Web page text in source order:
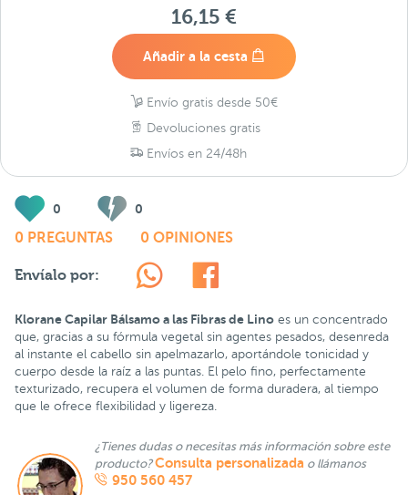
16,15 €
Añadir a la cesta
Envío gratis desde 50€
Devoluciones gratis
Envíos en 24/48h
0 0
0 PREGUNTAS 0 OPINIONES
Envíalo por:
Klorane Capilar Bálsamo a las Fibras de Lino es un concentrado
que, gracias a su fórmula vegetal sin agentes pesados, desenreda
al instante el cabello sin apelmazarlo, aportándole tonicidad y
cuerpo desde la raíz a las puntas. El pelo fino, perfectamente
texturizado, recupera el volumen de forma duradera, al tiempo
que le ofrece flexibilidad y ligereza.
¿Tienes dudas o necesitas más información sobre este
producto?Consulta personalizada o llámanos
950 560 457